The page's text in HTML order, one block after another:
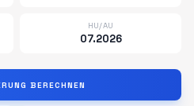
HU/AU
07.2026
BERECHNEN